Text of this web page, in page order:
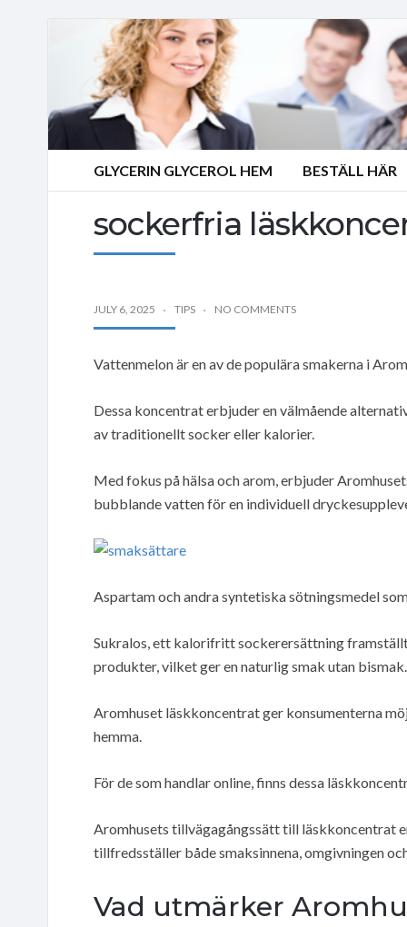
GLYCERIN GLYCEROL HEM BESTÄLL HÄR
sockerfria
JULY 6, 2025 TIPS NO COMMENTS
Vattenmelon är en av de populära smakerna i
Dessa koncentrat erbjuder en välmående
av traditionellt socker eller kalorier.
Med fokus på hälsa och arom, erbjuder
bubblande vatten för en individuell
Aspartam och andra syntetiska sötningsmedel
Sukralos, ett kalorifritt sockerersättning
produkter, vilket ger en naturlig smak utan bismak.
Aromhuset läskkoncentrat ger konsumenterna
hemma.
För de som handlar online, finns dessa
Aromhusets tillvägagångssätt till läskkoncentrat
tillfredsställer både smaksinnena, omgivningen
Vad utmärker